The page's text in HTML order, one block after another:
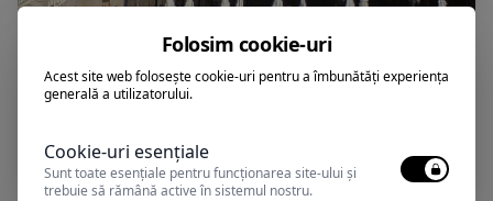
Nessebar, Bulgaria
SOL NESSEBAR RESORT (BAY AND
Folosim cookie-uri
Acest site web folosește cookie-uri pentru a îmbunătăți experiența
generală a utilizatorului.
Cookie-uri esențiale
Sunt toate esențiale pentru funcționarea site-ului și
trebuie să rămână active în sistemul nostru.